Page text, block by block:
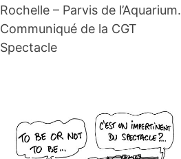
Rochelle – Parvis de l’Aquarium.
Communiqué de la CGT
Spectacle